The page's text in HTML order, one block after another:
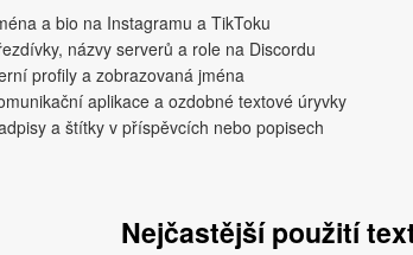
a bio na Instagramu a TikToku
názvy serverů a role na Discordu
profily a zobrazovaná jména
aplikace a ozdobné textové úryvky
a štítky v příspěvcích nebo popisech
Nejčastější použití